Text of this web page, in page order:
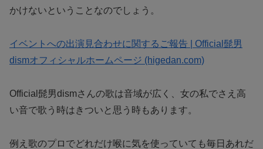
かけないということなのでしょう。
イベントへの出演見合わせに関するご報告 | Official髭男
dismオフィシャルホームページ (higedan.com)
Official髭男dismさんの歌は音域が広く、女の私でさえ高
い音で歌う時はきついと思う時もあります。
例え歌のプロでどれだけ喉に気を使っていても毎日あれだ